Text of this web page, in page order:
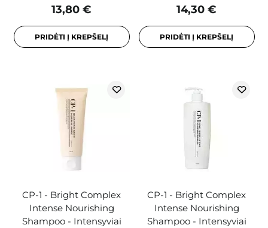
13,80 €
PRIDĖTI Į KREPŠELĮ
14,30 €
PRIDĖTI Į KREPŠELĮ
CP-1 - Bright Complex
Intense Nourishing
Shampoo - Intensyviai
CP-1 - Bright Complex
Intense Nourishing
Shampoo - Intensyviai